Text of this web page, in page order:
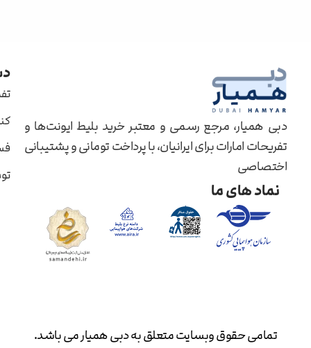
دبی همیار، مرجع رسمی و معتبر خرید بلیط ایونت‌ها و
تفریحات امارات برای ایرانیان، با پرداخت تومانی و پشتیبانی
اختصاصی
نماد های ما
تمامی حقوق وبسایت متعلق به دبی همیار می باشد.